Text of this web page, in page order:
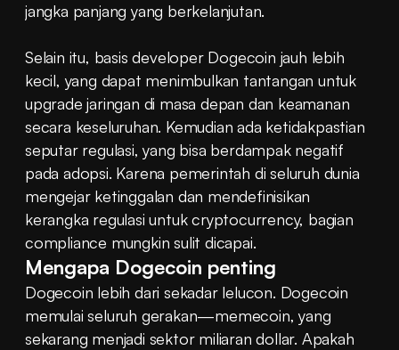
jangka panjang yang berkelanjutan.
Selain itu, basis developer Dogecoin jauh lebih
kecil, yang dapat menimbulkan tantangan untuk
upgrade jaringan di masa depan dan keamanan
secara keseluruhan. Kemudian ada ketidakpastian
seputar regulasi, yang bisa berdampak negatif
pada adopsi. Karena pemerintah di seluruh dunia
mengejar ketinggalan dan mendefinisikan
kerangka regulasi untuk cryptocurrency, bagian
compliance mungkin sulit dicapai.
Mengapa Dogecoin penting
Dogecoin lebih dari sekadar lelucon. Dogecoin
memulai seluruh gerakan—memecoin, yang
sekarang menjadi sektor miliaran dollar. Apakah